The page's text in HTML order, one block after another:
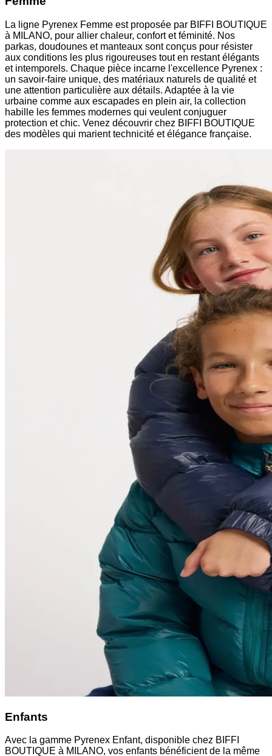
La ligne Pyrenex Femme est proposée par BIFFI BOUTIQUE
à MILANO, pour allier chaleur, confort et féminité. Nos
parkas, doudounes et manteaux sont conçus pour résister
aux conditions les plus rigoureuses tout en restant élégants
et intemporels. Chaque pièce incarne l'excellence Pyrenex :
un savoir-faire unique, des matériaux naturels de qualité et
une attention particulière aux détails. Adaptée à la vie
urbaine comme aux escapades en plein air, la collection
habille les femmes modernes qui veulent conjuguer
protection et chic. Venez découvrir chez BIFFI BOUTIQUE
des modèles qui marient technicité et élégance française.
Enfants
Avec la gamme Pyrenex Enfant, disponible chez BIFFI
BOUTIQUE à MILANO, vos enfants bénéficient de la même